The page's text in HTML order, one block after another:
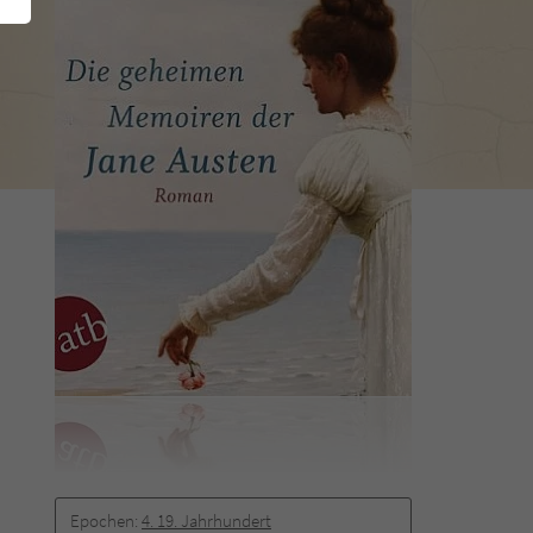
Epochen: 4. 19. Jahrhundert